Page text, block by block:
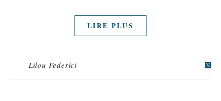
LIRE PLUS
Lilou Federici